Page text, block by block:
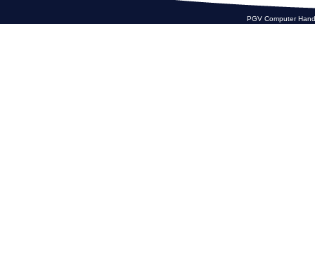
PGV Computer